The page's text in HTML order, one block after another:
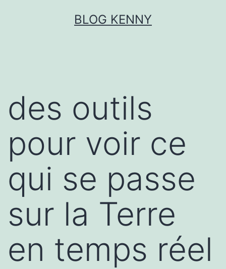
BLOG KENNY
des outils
pour voir ce
qui se passe
sur la Terre
en temps réel